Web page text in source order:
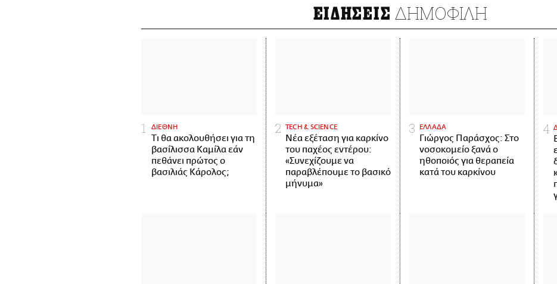
ΕΙΔΗΣΕΙΣ ΔΗΜΟΦΙΛΗ
ΔΙΕΘΝΗ
Τι θα ακολουθήσει για τη
βασίλισσα Καμίλα εάν
πεθάνει πρώτος ο
βασιλιάς Κάρολος;
ΤECH & SCIENCE
Νέα εξέταση για καρκίνο
του παχέος εντέρου:
«Συνεχίζουμε να
παραβλέπουμε το βασικό
μήνυμα»
ΕΛΛΑΔΑ
Γιώργος Παράσχος: Στο
νοσοκομείο ξανά ο
ηθοποιός για θεραπεία
κατά του καρκίνου